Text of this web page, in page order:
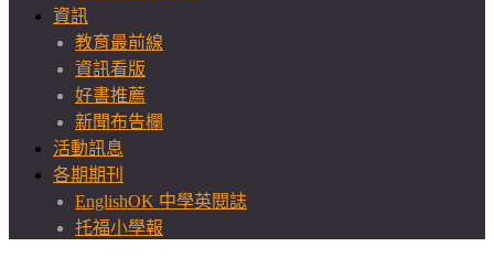
資訊
教育最前線
資訊看版
好書推薦
新聞布告欄
活動訊息
各期期刊
EnglishOK 中學英閱誌
托福小學報